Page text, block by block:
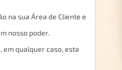
na sua Área de Cliente e
nosso poder.
em qualquer caso, esta